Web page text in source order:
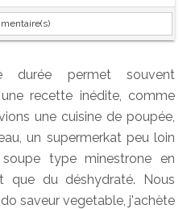
permet souvent
recette inédite, comme
une cuisine de poupée,
un supermerkat peu loin
type minestrone en
que du déshydraté. Nous
saveur vegetable, j'achète